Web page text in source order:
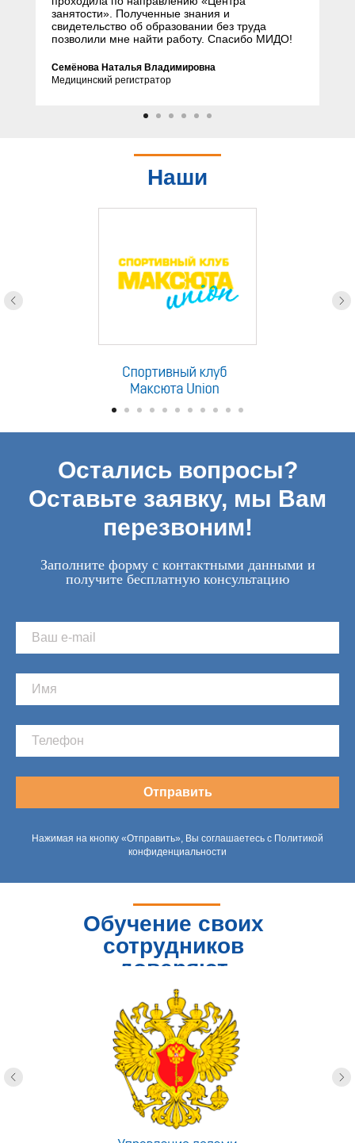
занятости». Полученные знания и
свидетельство об образовании без труда
позволили мне найти работу. Спасибо МИДО!
Семёнова Наталья Владимировна
Медицинский регистратор
Наши
Остались вопросы?
Оставьте заявку, мы Вам
перезвоним!
Заполните форму с контактными данными и
получите бесплатную консультацию
Отправить
Нажимая на кнопку «Отправить», Вы соглашаетесь с Политикой
конфиденциальности
Обучение своих
сотрудников
доверяют